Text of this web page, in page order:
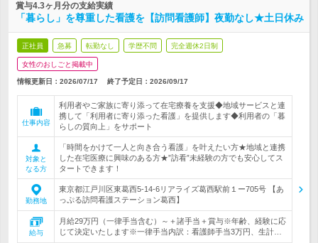
賞与4.3ヶ月分の支給実績
「暮らし」を尊重した看護を【訪問看護師】夜勤なし★土日休み
正社員 急募 転勤なし 学歴不問 完全週休2日制
女性のおしごと掲載中
情報更新日：2026/07/17 終了予定日： 2026/09/17
仕事内容
利用者やご家族に寄り添って在宅療養を支援◆地域サービスと連
携して「利用者に寄り添った看護」を提供します◆利用者の「暮
らしの質向上」をサポート
対象と
なる方
「時間をかけて一人と向き合う看護」を叶えたい方★地域と連携
した在宅医療に興味のある方★”訪看”未経験の方でも安心してス
タートできます！
勤務地
東京都江戸川区東葛西5-14-6リアライズ葛西駅前１ー705号 【あ
っぷる訪問看護ステーション葛西】
給与
月給29万円（一律手当含む）～＋諸手当＋賞与※年齢、経験に応
じて決定いたします※一律手当内訳：看護師手当3万円、生計…